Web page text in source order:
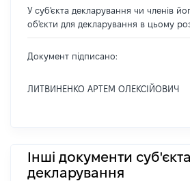
У суб'єкта декларування чи членів
об'єкти для декларування в цьому
Документ підписано:
ЛИТВИНЕНКО АРТЕМ ОЛЕКСІЙОВИЧ
Інші документи суб'єкта
декларування